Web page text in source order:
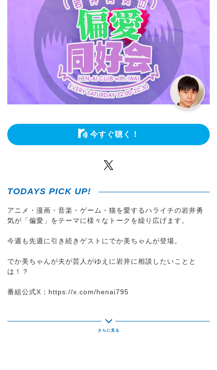
今すぐ聴く！
TODAYS PICK UP!
アニメ・漫画・音楽・ゲーム・猫を愛するハライチの岩井勇
気が「偏愛」をテーマに様々なトークを繰り広げます。
今週も先週に引き続きゲストにでか美ちゃんが登場。
でか美ちゃんが夫が芸人がゆえに岩井に相談したいことと
は！？
番組公式X：https://x.com/henai795
https://www.nack5.co.jp/message/5859